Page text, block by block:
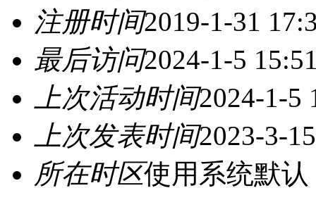
注册时间2019-1-31
最后访问2024-1-5
上次活动时间2024-1-5
上次发表时间2023-3-
所在时区使用系统默认